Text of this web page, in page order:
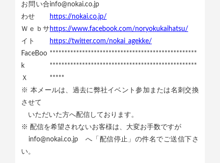
お問い合
わせ
Ｗｅｂサ
イト
FaceBoo
k
Ｘ
info@nokai.co.jp
https://nokai.co.jp/
https://www.facebook.com/noryokukaihatsu/
https://twitter.com/nokai_agekke/
**************************************************
**************************************************
*****
※ 本メールは、過去に弊社イベント参加または名刺交換
させて
いただいた方へ配信しております。
※ 配信を希望されないお客様は、大変お手数ですが
info@nokai.co.jp へ「配信停止」の件名でご送信下さ
い。